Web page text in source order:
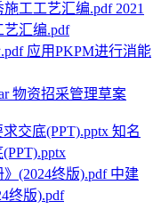
2021
汇编.pdf
应用PKPM进行消能
物资招采管理草案
知名
中建
终版).pdf